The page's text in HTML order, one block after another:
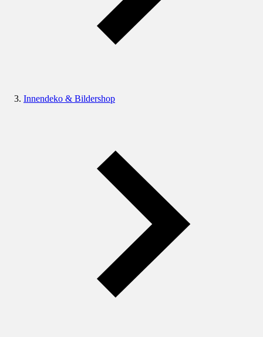
Innendeko & Bildershop